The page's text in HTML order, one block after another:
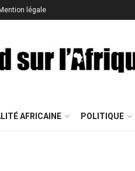
Mention légale
AFRICAINE POLITIQUE